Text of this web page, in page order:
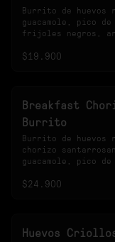
Burrito de huevos
guacamole, pico
frijoles negros,
habanero.
$19.900
Breakfast
Burrito
Burrito de huevos
chorizo
guacamole, pico
achiotado, lechuga,
$24.900
Huevos